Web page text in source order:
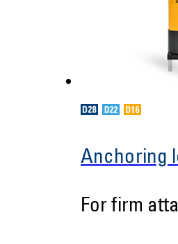
Anchoring
For firm